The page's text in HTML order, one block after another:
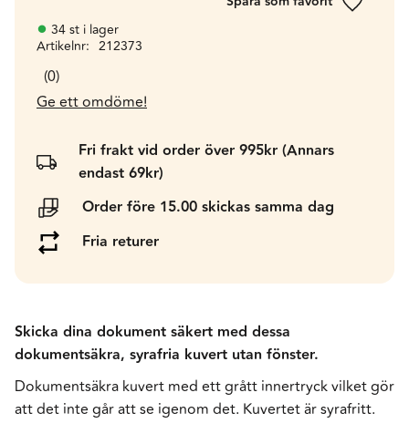
Lägg till
34 st i lager
Artikelnr
212373
0
Ge ett omdöme!
Fri frakt vid order över 995kr (Annars
endast 69kr)
Order före 15.00 skickas samma dag
Fria returer
Skicka dina dokument säkert med dessa
dokumentsäkra, syrafria kuvert utan fönster.
Dokumentsäkra kuvert med ett grått innertryck vilket gör
att det inte går att se igenom det. Kuvertet är syrafritt.